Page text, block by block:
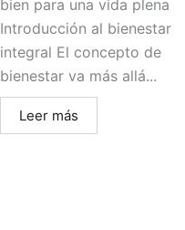
bien para una vida plena
Introducción al bienestar
integral El concepto de
bienestar va más allá...
Leer más